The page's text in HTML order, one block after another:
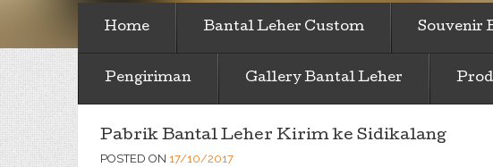
Home Bantal Leher Custom Souvenir
Pengiriman Gallery Bantal Leher
Pabrik Bantal Leher Kirim ke Sidikalang
POSTED ON 17/10/2017